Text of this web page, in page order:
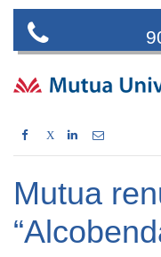
X
Mutua